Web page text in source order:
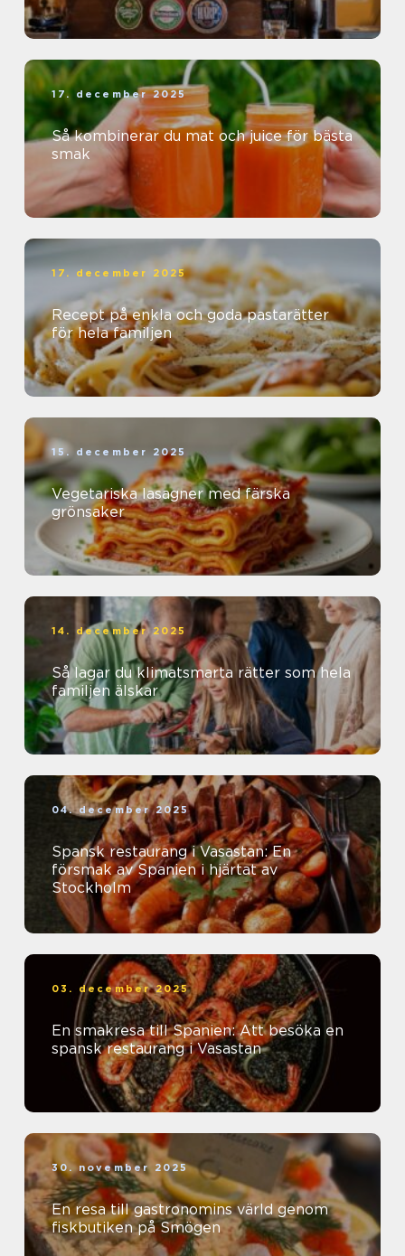
17. december 2025
Så kombinerar du mat och juice för bästa
smak
17. december 2025
Recept på enkla och goda pastarätter
för hela familjen
15. december 2025
Vegetariska lasagner med färska
grönsaker
14. december 2025
Så lagar du klimatsmarta rätter som hela
familjen älskar
04. december 2025
Spansk restaurang i Vasastan: En
försmak av Spanien i hjärtat av
Stockholm
03. december 2025
En smakresa till Spanien: Att besöka en
spansk restaurang i Vasastan
30. november 2025
En resa till gastronomins värld genom
fiskbutiken på Smögen